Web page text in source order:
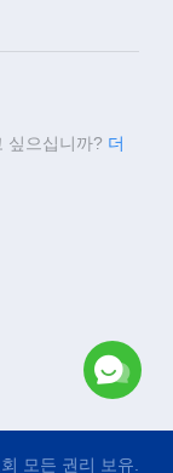
싶으십니까? 더
모든 권리 보유.